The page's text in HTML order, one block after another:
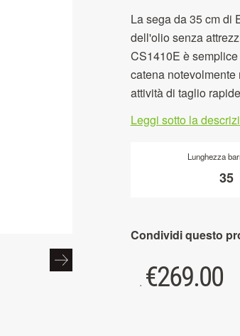
La sega da 35 cm di
dell'olio senza
CS1410E è
catena
attività di taglio
Leggi sotto la
Lunghezza
35
Condividi questo
. €269.00